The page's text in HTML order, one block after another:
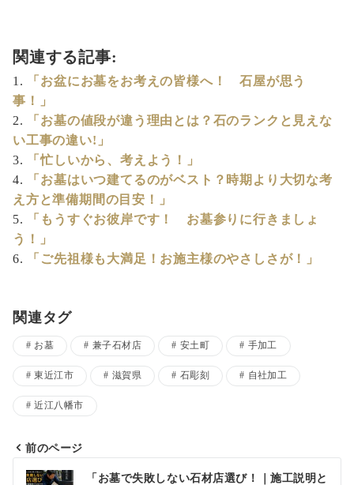
関連する記事:
「お盆にお墓をお考えの皆様へ！ 石屋が思う
事！」
「お墓の値段が違う理由とは？石のランクと見えな
い工事の違い!」
「忙しいから、考えよう！」
「お墓はいつ建てるのがベスト？時期より大切な考
え方と準備期間の目安！」
「もうすぐお彼岸です！ お墓参りに行きましょ
う！」
「ご先祖様も大満足！お施主様のやさしさが！」
関連タグ
お墓 兼子石材店 安土町 手加工
東近江市 滋賀県 石彫刻 自社加工
近江八幡市
投
前のページ
「お墓で失敗しない石材店選び！｜施工説明と